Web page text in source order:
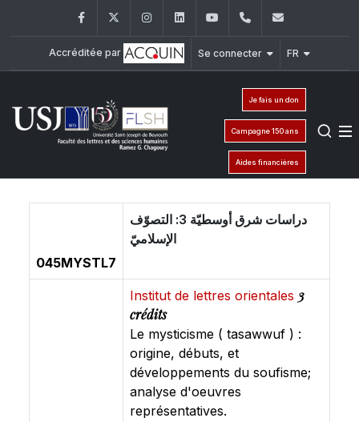
FacebookTwitter InstagramLinkedInYouTube+961 (1) 421 000
Accréditée par Se connecter FR
Je fais un don
Campagne 150 ans
Aides financières
045MYSTL7
دراسات شرق أوسطيّة 3: التصوّف
الإسلاميّ
Institut de lettres orientales 3
crédits
Le mysticisme ( tasawwuf ) :
origine, débuts, et
développements du soufisme;
analyse d'oeuvres
représentatives.